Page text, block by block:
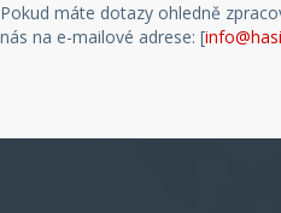
Pokud máte dotazy ohledně
nás na e-mailové adrese: [